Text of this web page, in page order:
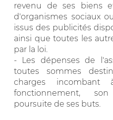
revenu de ses biens
d'organismes sociaux
issus des publicités
ainsi que toutes les
par la loi.
- Les dépenses de
toutes sommes
charges
fonctionnement,
poursuite de ses buts.